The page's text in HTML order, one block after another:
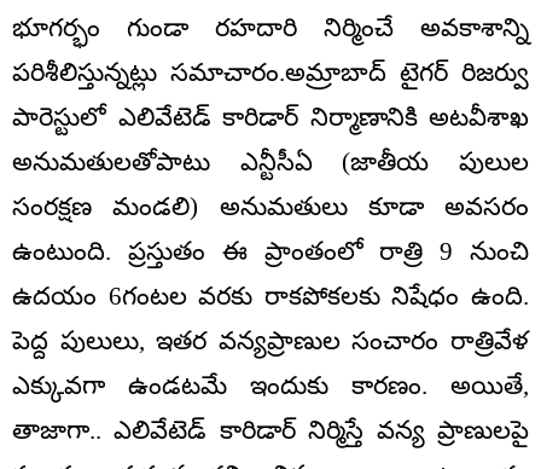
భూగర్భం గుండా రహదారి నిర్మించే అవకాశాన్ని
పరిశీలిస్తున్నట్లు సమాచారం.అమ్రాబాద్ టైగర్ రిజర్వు
పారెస్టులో ఎలివేటెడ్ కారిడార్ నిర్మాణానికి అటవీశాఖ
అనుమతులతోపాటు ఎన్టీసీఏ (జాతీయ పులుల
సంరక్షణ మండలి) అనుమతులు కూడా అవసరం
ఉంటుంది. ప్రస్తుతం ఈ ప్రాంతంలో రాత్రి 9 నుంచి
ఉదయం 6గంటల వరకు రాకపోకలకు నిషేధం ఉంది.
పెద్ద పులులు, ఇతర వన్యప్రాణుల సంచారం రాత్రివేళ
ఎక్కువగా ఉండటమే ఇందుకు కారణం. అయితే,
తాజాగా.. ఎలివేటెడ్ కారిడార్ నిర్మిస్తే వన్య ప్రాణులపై